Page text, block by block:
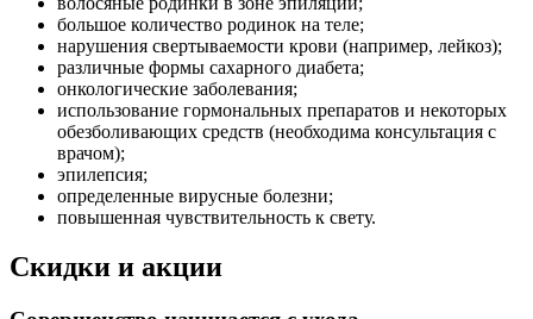
большое количество родинок на теле;
нарушения свертываемости крови (например, лейкоз);
различные формы сахарного диабета;
онкологические заболевания;
использование гормональных препаратов и некоторых
обезболивающих средств (необходима консультация с
врачом);
эпилепсия;
определенные вирусные болезни;
повышенная чувствительность к свету.
Скидки и акции